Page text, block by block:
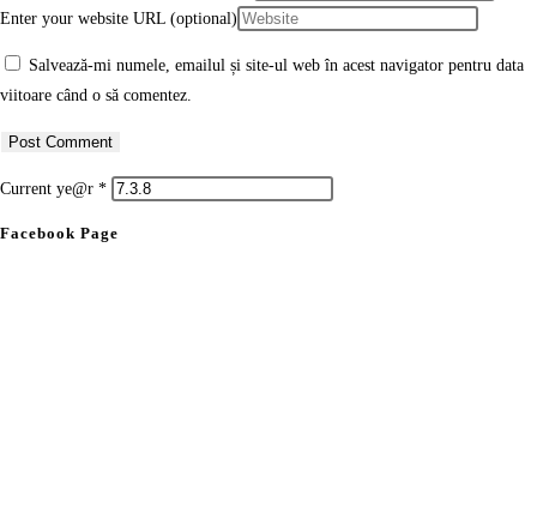
Enter your website URL (optional)
Salvează-mi numele, emailul și site-ul web în acest navigator pentru data
viitoare când o să comentez.
Current ye@r *
Facebook Page